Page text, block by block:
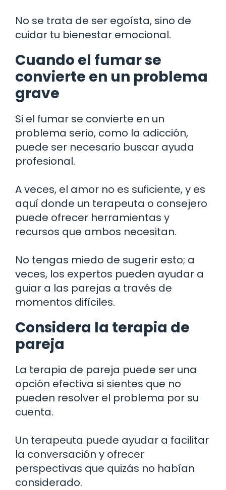
No se trata de ser egoísta, sino de
cuidar tu bienestar emocional.
Cuando el fumar se
convierte en un problema
grave
Si el fumar se convierte en un
problema serio, como la adicción,
puede ser necesario buscar ayuda
profesional.
A veces, el amor no es suficiente, y es
aquí donde un terapeuta o consejero
puede ofrecer herramientas y
recursos que ambos necesitan.
No tengas miedo de sugerir esto; a
veces, los expertos pueden ayudar a
guiar a las parejas a través de
momentos difíciles.
Considera la terapia de
pareja
La terapia de pareja puede ser una
opción efectiva si sientes que no
pueden resolver el problema por su
cuenta.
Un terapeuta puede ayudar a facilitar
la conversación y ofrecer
perspectivas que quizás no habían
considerado.